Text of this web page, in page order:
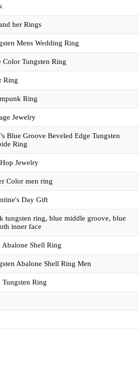
her Rings
Mens Wedding Ring
Color Tungsten Ring
Ring
Ring
Jewelry
Blue Groove Beveled Edge Tungsten
Ring
Jewelry
Color men ring
Day Gift
tungsten ring, blue middle groove, blue
inner face
Abalone Shell Ring
Abalone Shell Ring Men
Tungsten Ring